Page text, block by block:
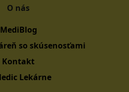
O nás
MediBlog
so skúsenosťami
Kontakt
Lekárne